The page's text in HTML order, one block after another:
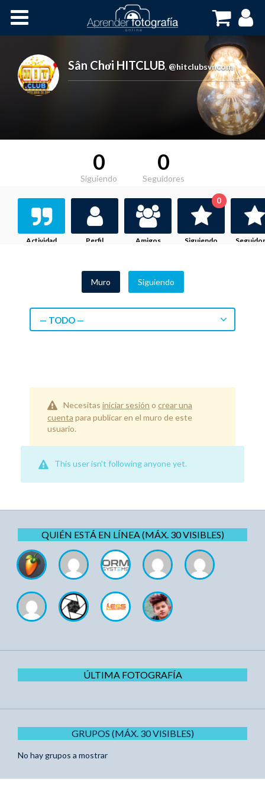
Cursos OnLine
Sân Chơi HITCLUB, @hitclubsvncom
0
Siguiendo
0
Seguidores
Actividad Perfil Amigos Siguiendo
0
Muro Siguiendo
— TODO —
Necesitas iniciar sesión o crear una
cuenta para publicar en el muro de este
usuario.
This user isn't following anyone yet.
QUIÉN ESTÁ EN LÍNEA (MÁX. 30 VISIBLES)
ÚLTIMA FOTOGRAFÍA
GRUPOS (MÁX. 30 VISIBLES)
No hay grupos a mostrar